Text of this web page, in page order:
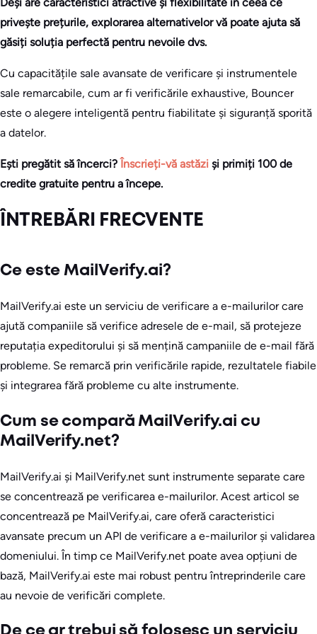
privește prețurile, explorarea alternativelor vă poate ajuta să
găsiți soluția perfectă pentru nevoile dvs.
Cu capacitățile sale avansate de verificare și instrumentele
sale remarcabile, cum ar fi verificările exhaustive, Bouncer
este o alegere inteligentă pentru fiabilitate și siguranță sporită
a datelor.
Ești pregătit să încerci?Înscrieți-vă astăzi și primiți 100 de
credite gratuite pentru a începe.
ÎNTREBĂRI FRECVENTE
Ce este MailVerify.ai?
MailVerify.ai este un serviciu de verificare a e-mailurilor care
ajută companiile să verifice adresele de e-mail, să protejeze
reputația expeditorului și să mențină campaniile de e-mail fără
probleme. Se remarcă prin verificările rapide, rezultatele fiabile
și integrarea fără probleme cu alte instrumente.
Cum se compară MailVerify.ai cu
MailVerify.net?
MailVerify.ai și MailVerify.net sunt instrumente separate care
se concentrează pe verificarea e-mailurilor. Acest articol se
concentrează pe MailVerify.ai, care oferă caracteristici
avansate precum un API de verificare a e-mailurilor și validarea
domeniului. În timp ce MailVerify.net poate avea opțiuni de
bază, MailVerify.ai este mai robust pentru întreprinderile care
au nevoie de verificări complete.